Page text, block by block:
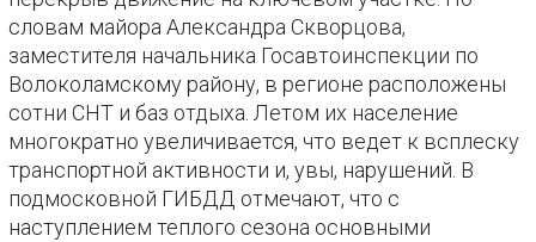
словам майора Александра Скворцова,
заместителя начальника Госавтоинспекции по
Волоколамскому району, в регионе расположены
сотни СНТ и баз отдыха. Летом их население
многократно увеличивается, что ведет к всплеску
транспортной активности и, увы, нарушений. В
подмосковной ГИБДД отмечают, что с
наступлением теплого сезона основными